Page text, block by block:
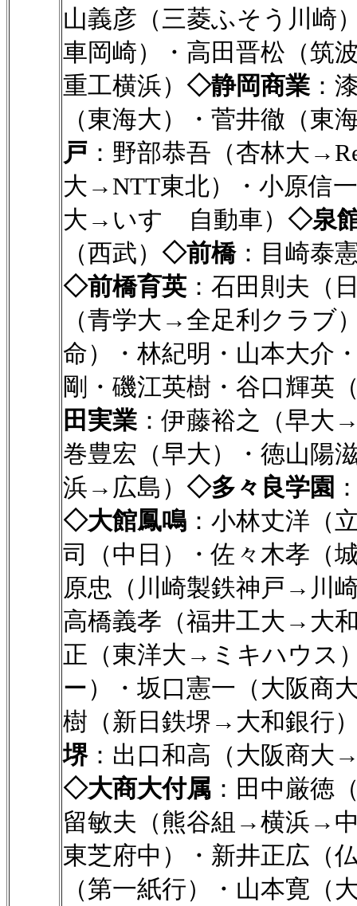
山義彦（三菱ふそう川
車岡崎）・高田晋松（筑
重工横浜） ◇静岡商業 ：
（東海大）・菅井徹（東
戸 ：野部恭吾（杏林大
大→NTT東北）・小原信
大→いすゞ自動車） ◇泉
（西武） ◇前橋：目崎泰
◇前橋育英 ：石田則夫（
（青学大→全足利クラブ
命）・林紀明・山本大介
剛・磯江英樹・谷口輝英
田実業 ：伊藤裕之（早大
巻豊宏（早大）・徳山陽
浜→広島） ◇多々良学園
◇大館鳳鳴 ：小林丈洋（
司（中日）・佐々木孝（
原忠（川崎製鉄神戸→川
高橋義孝（福井工大→大
正（東洋大→ミキハウス
ー）・坂口憲一（大阪商
樹（新日鉄堺→大和銀行
堺：出口和高（大阪商大
◇大商大付属 ：田中厳徳
留敏夫（熊谷組→横浜→
東芝府中）・新井正広（
（第一紙行）・山本寛（